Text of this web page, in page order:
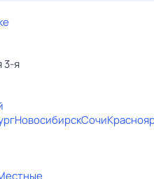
3-я
НовосибирскСочи